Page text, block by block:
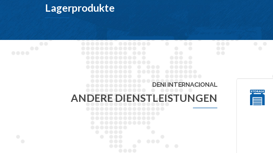
Lagerprodukte
DENI INTERNACIONAL
ANDERE DIENSTLEISTUNGEN